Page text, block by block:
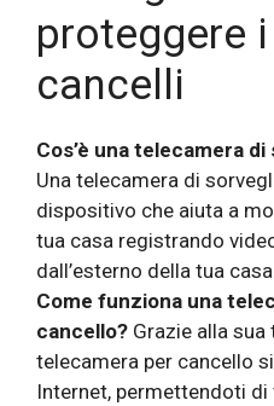
proteggere
cancelli
Cos’è una telecamera
Una telecamera di
dispositivo che aiuta a
tua casa registrando
dall’esterno della tua
Come funziona una
cancello? Grazie alla
telecamera per cancello
Internet, permettendoti